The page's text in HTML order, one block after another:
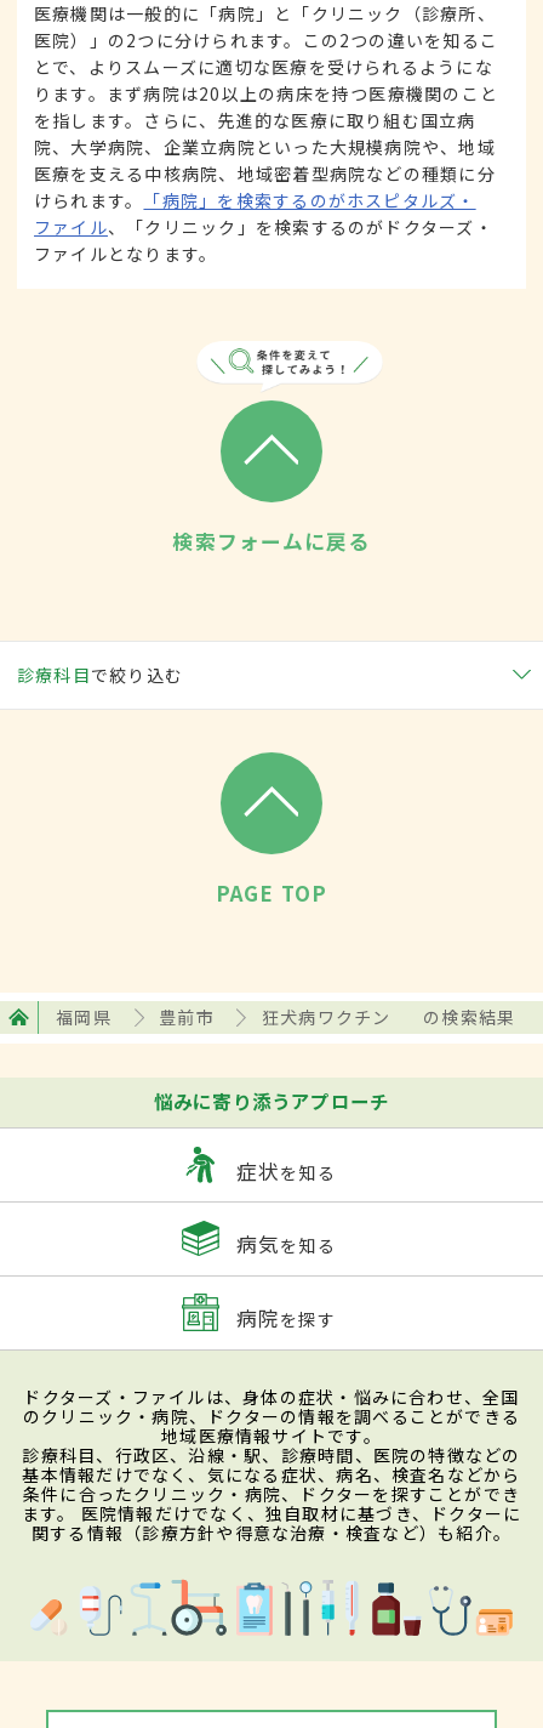
医療機関は一般的に「病院」と「クリニック（診療所、
医院）」の2つに分けられます。この2つの違いを知るこ
とで、よりスムーズに適切な医療を受けられるようにな
ります。まず病院は20以上の病床を持つ医療機関のこと
を指します。さらに、先進的な医療に取り組む国立病
院、大学病院、企業立病院といった大規模病院や、地域
医療を支える中核病院、地域密着型病院などの種類に分
けられます。
「病院」を検索するのがホスピタルズ・
ファイル、「クリニック」を検索するのがドクターズ・
ファイルとなります。
検索フォームに戻る
診療科目で絞り込む
PAGE TOP
福岡県 豊前市 狂犬病ワクチン の検索結果
悩みに寄り添うアプローチ
症状を知る
病気を知る
病院を探す
ドクターズ・ファイルは、身体の症状・悩みに合わせ、全国
のクリニック・病院、ドクターの情報を調べることができる
地域医療情報サイトです。
診療科目、行政区、沿線・駅、診療時間、医院の特徴などの
基本情報だけでなく、気になる症状、病名、検査名などから
条件に合ったクリニック・病院、ドクターを探すことができ
ます。 医院情報だけでなく、独自取材に基づき、ドクターに
関する情報（診療方針や得意な治療・検査など）も紹介。